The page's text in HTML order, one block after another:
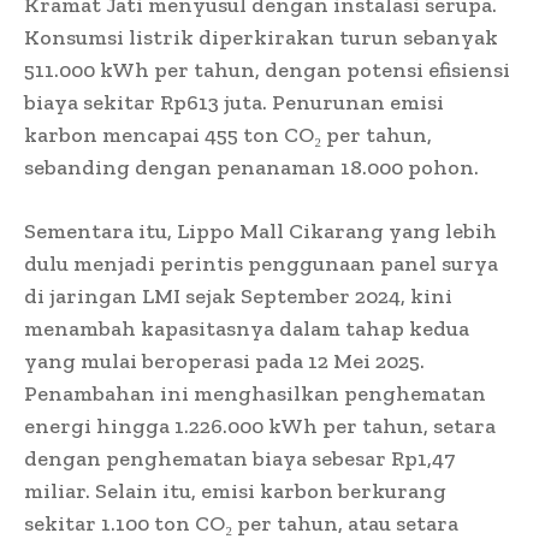
Konsumsi listrik diperkirakan turun sebanyak
511.000 kWh per tahun, dengan potensi efisiensi
biaya sekitar Rp613 juta. Penurunan emisi
karbon mencapai 455 ton CO₂ per tahun,
sebanding dengan penanaman 18.000 pohon.
Sementara itu, Lippo Mall Cikarang yang lebih
dulu menjadi perintis penggunaan panel surya
di jaringan LMI sejak September 2024, kini
menambah kapasitasnya dalam tahap kedua
yang mulai beroperasi pada 12 Mei 2025.
Penambahan ini menghasilkan penghematan
energi hingga 1.226.000 kWh per tahun, setara
dengan penghematan biaya sebesar Rp1,47
miliar. Selain itu, emisi karbon berkurang
sekitar 1.100 ton CO₂ per tahun, atau setara